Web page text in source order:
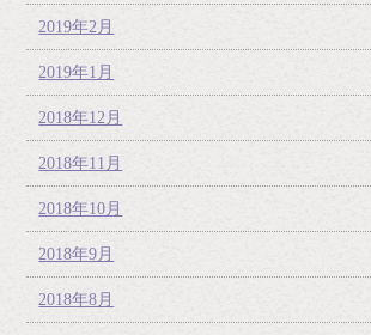
2019年2月
2019年1月
2018年12月
2018年11月
2018年10月
2018年9月
2018年8月